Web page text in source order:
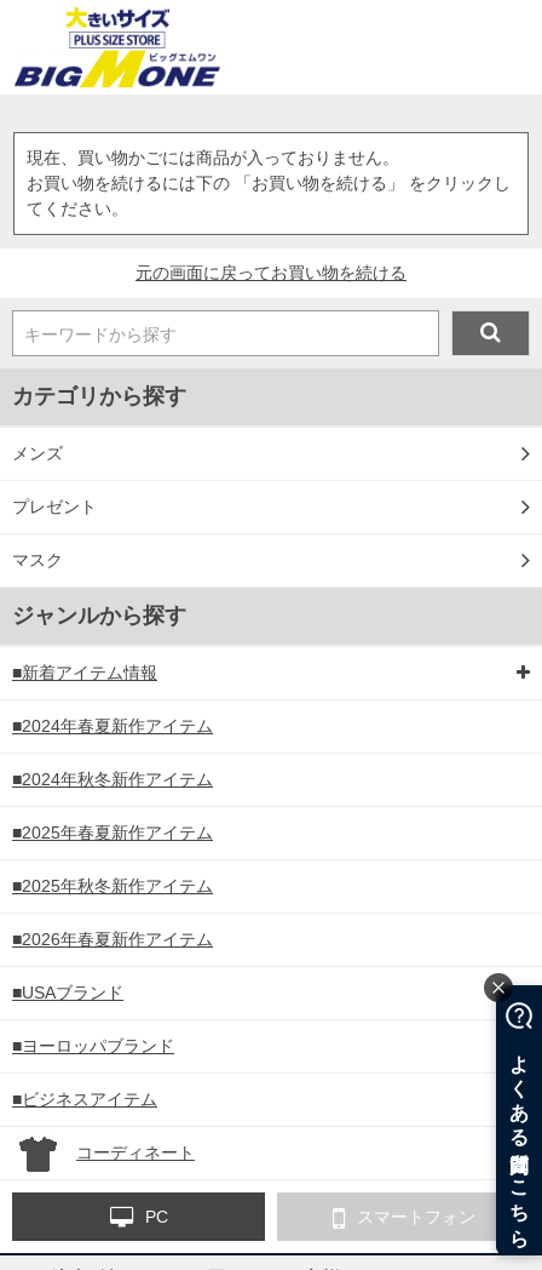
現在、買い物かごには商品が入っておりません。
お買い物を続けるには下の 「お買い物を続ける」 をクリックし
てください。
元の画面に戻ってお買い物を続ける
キーワードから探す
カテゴリから探す
メンズ
プレゼント
マスク
ジャンルから探す
■新着アイテム情報
■2024年春夏新作アイテム
■2024年秋冬新作アイテム
■2025年春夏新作アイテム
■2025年秋冬新作アイテム
■2026年春夏新作アイテム
■USAブランド
■ヨーロッパブランド
■ビジネスアイテム
コーディネート
PC スマートフォン